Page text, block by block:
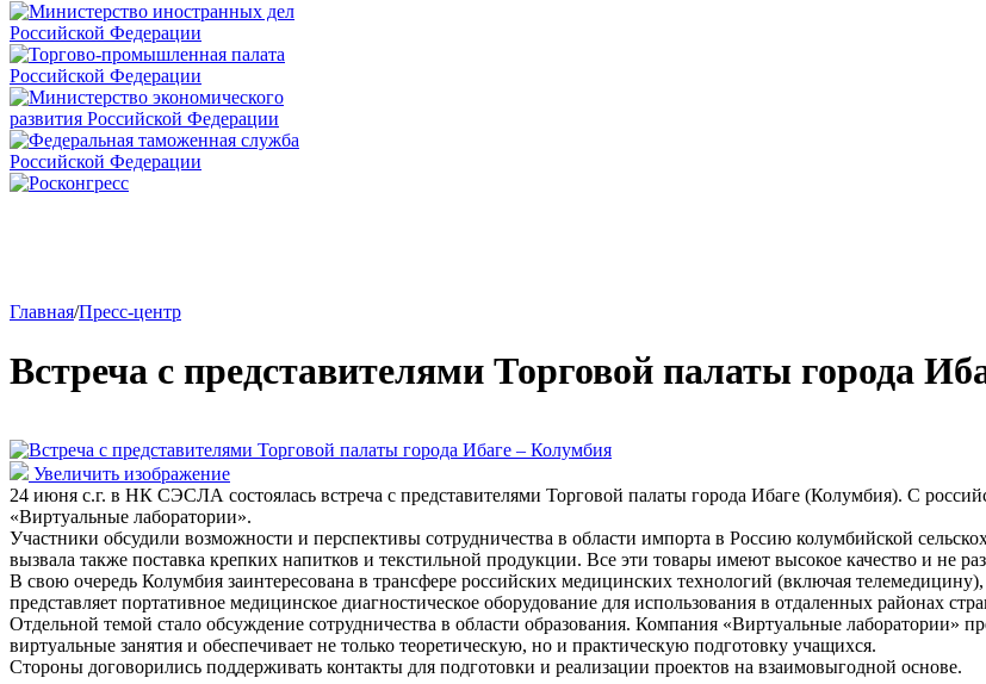
Главная/Пресс-центр
Встреча с представителями Торговой палаты города
Увеличить изображение
24 июня с.г. в НК СЭСЛА состоялась встреча с представителями Торговой палаты города Ибаге (Колумбия). С
«Виртуальные лаборатории».
Участники обсудили возможности и перспективы сотрудничества в области импорта в Россию колумбийской
вызвала также поставка крепких напитков и текстильной продукции. Все эти товары имеют высокое качество и не
В свою очередь Колумбия заинтересована в трансфере российских медицинских технологий (включая
представляет портативное медицинское диагностическое оборудование для использования в отдаленных районах
Отдельной темой стало обсуждение сотрудничества в области образования. Компания «Виртуальные лаборатории»
виртуальные занятия и обеспечивает не только теоретическую, но и практическую подготовку учащихся.
Стороны договорились поддерживать контакты для подготовки и реализации проектов на взаимовыгодной основе.